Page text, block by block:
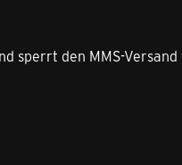
sperrt den MMS-